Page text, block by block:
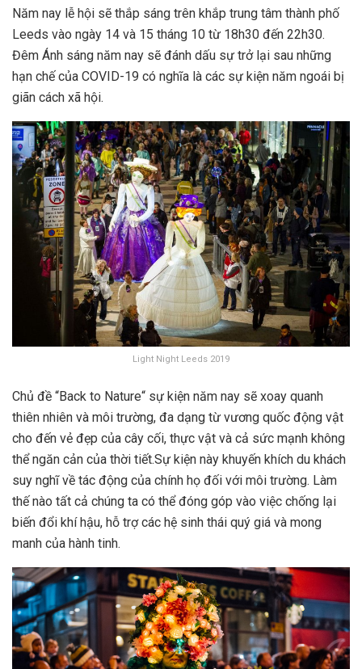
Năm nay lễ hội sẽ thắp sáng trên khắp trung tâm thành phố
Leeds vào ngày 14 và 15 tháng 10 từ 18h30 đến 22h30.
Đêm Ánh sáng năm nay sẽ đánh dấu sự trở lại sau những
hạn chế của COVID-19 có nghĩa là các sự kiện năm ngoái bị
giãn cách xã hội.
Light Night Leeds 2019
Chủ đề “Back to Nature“ sự kiện năm nay sẽ xoay quanh
thiên nhiên và môi trường, đa dạng từ vương quốc động vật
cho đến vẻ đẹp của cây cối, thực vật và cả sức mạnh không
thể ngăn cản của thời tiết.Sự kiện này khuyến khích du khách
suy nghĩ về tác động của chính họ đối với môi trường. Làm
thế nào tất cả chúng ta có thể đóng góp vào việc chống lại
biến đổi khí hậu, hỗ trợ các hệ sinh thái quý giá và mong
manh của hành tinh.